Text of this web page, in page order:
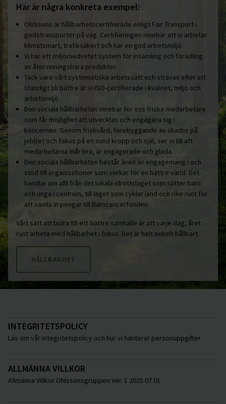
Här är några konkreta exempel:
Ohlssons är hållbarhetscertifierade enligt Fair Transport i
godstransporter på väg. Certifieringen innebär att vi arbetar
klimatsmart, trafiksäkert och har en god arbetsmiljö.
Vi har ett miljömedvetet system för insamling och förädling
av återvinningsbara produkter.
Tack vare vårt systematiska arbetssätt och strävan efter att
ständigt bli bättre är vi ISO-certifierade i kvalitet, miljö och
arbetsmiljö.
Den sociala hållbarheten innebär för oss friska medarbetare
som får möjlighet att utvecklas och engagera sig i
koncernen. Genom friskvård, förebyggande av skador på
jobbet och fokus på en sund kropp och själ, ser vi till att
medarbetarna mår bra, är engagerade och glada.
Den sociala hållbarheten består även av engagemang i och
stöd till organisationer som verkar för en bättre värld. Det
handlar om allt från det lokala idrottslaget som sätter barn
och unga i centrum, till laget som cyklar land och rike runt för
att samla in pengar till Barncancerfonden.
Vårt sätt att bidra till ett bättre samhälle är att varje dag, året
runt arbeta med hållbarhet i fokus. Det är helt enkelt hållbart.
HÅLLBARHET
INTEGRITETSPOLICY
Läs om vår integritetspolicy och hur vi hanterar personuppgifter
ALLMÄNNA VILLKOR
Allmänna Villkor Ohlssonsgruppen Ver. 1 2025 07 01